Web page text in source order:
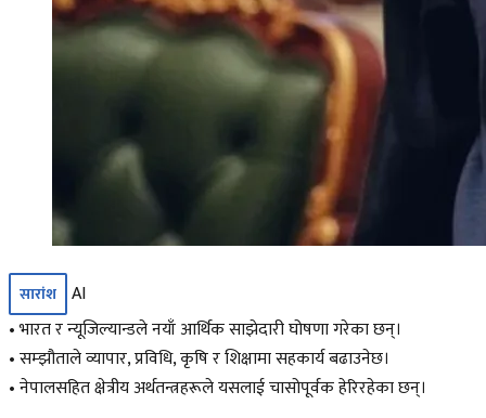
सारांश
AI
• भारत र न्यूजिल्यान्डले नयाँ आर्थिक साझेदारी घोषणा गरेका छन्।
• सम्झौताले व्यापार, प्रविधि, कृषि र शिक्षामा सहकार्य बढाउनेछ।
• नेपालसहित क्षेत्रीय अर्थतन्त्रहरूले यसलाई चासोपूर्वक हेरिरहेका छन्।